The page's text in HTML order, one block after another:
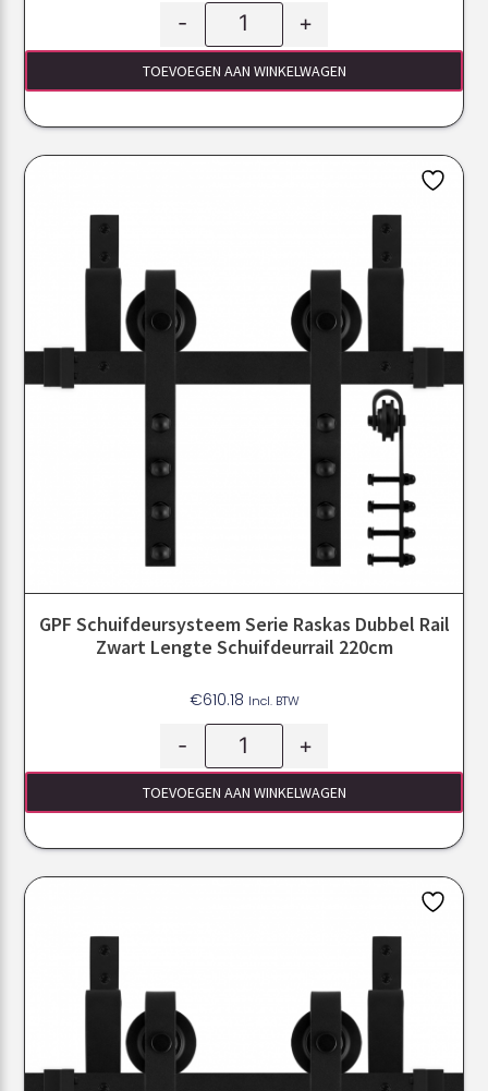
- +
TOEVOEGEN AAN WINKELWAGEN
GPF Schuifdeursysteem Serie Raskas Dubbel Rail
Zwart Lengte Schuifdeurrail 220cm
€610.18 Incl. BTW
- +
TOEVOEGEN AAN WINKELWAGEN